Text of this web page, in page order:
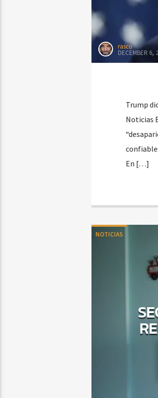
rasco
DECEMBER 6,
Trump
Noticias
En […]
NOTICIAS